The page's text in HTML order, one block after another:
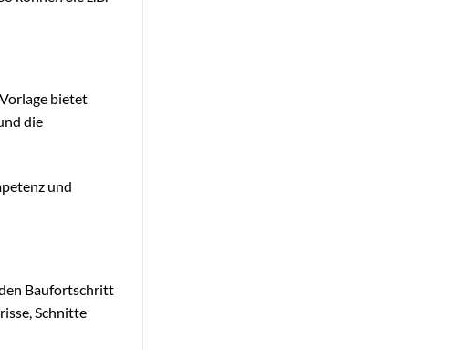
bietet
die
und
Baufortschritt
Schnitte